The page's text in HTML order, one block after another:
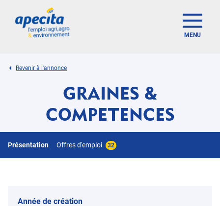
MENU
Revenir à l'annonce
GRAINES &
COMPETENCES
Présentation Offres d'emploi 32
Année de création